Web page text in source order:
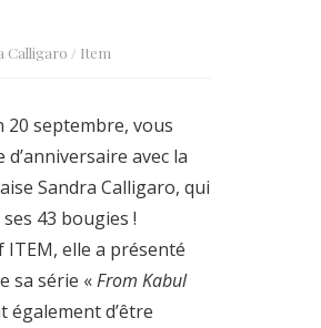
Calligaro / Item
20 septembre, vous
avec la
Sandra Calligaro, qui
43 bougies !
elle a présenté
sa série «From Kabul
également d’être